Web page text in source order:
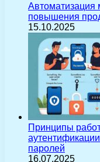
Автоматизация
повышения
15.10.2025
Принципы
паролей
16.07.2025